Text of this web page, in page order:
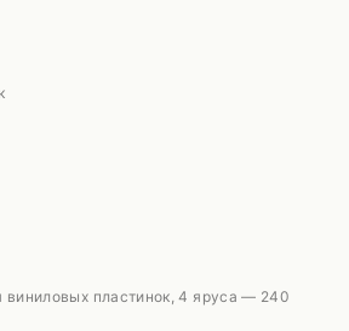
пластинок, 4 яруса — 240